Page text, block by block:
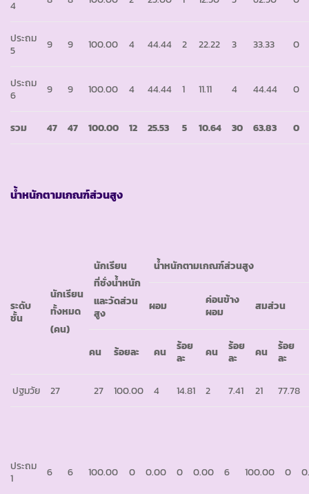
4
ประถม
5
9 9 100.00 4 44.44 2 22.22 3 33.33 0
ประถม
6
9 9 100.00 4 44.44 1 11.11 4 44.44 0
รวม 47 47 100.00 12 25.53 5 10.64 30 63.83 0
น้ำหนักตามเกณฑ์ส่วนสูง
ระดับ
ชั้น
นักเรียน
ทั้งหมด
(คน)
นักเรียน
ที่ชั่งน้ำหนัก
และวัดส่วน
สูง
น้ำหนักตามเกณฑ์ส่วนสูง
ผอม
ค่อนข้าง
ผอม
สมส่วน
คน ร้อยละ คน
ร้อย
ละ
คน
ร้อย
ละ
คน
ร้อย
ละ
ปฐมวัย 27 27 100.00 4 14.81 2 7.41 21 77.78
ประถม
1
6 6 100.00 0 0.00 0 0.00 6 100.00 0